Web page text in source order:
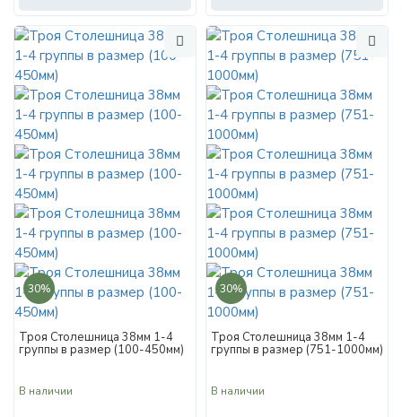
30%
Троя Столешница 38мм 1-4
группы в размер (100-450мм)
В наличии
30%
Троя Столешница 38мм 1-4
группы в размер (751-1000мм)
В наличии